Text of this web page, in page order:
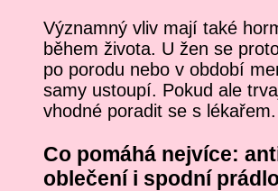
Významný vliv mají také
během života. U žen se
po porodu nebo v období
samy ustoupí. Pokud ale
vhodné poradit se s lékařem.
Co pomáhá nejvíce:
oblečení i spodní